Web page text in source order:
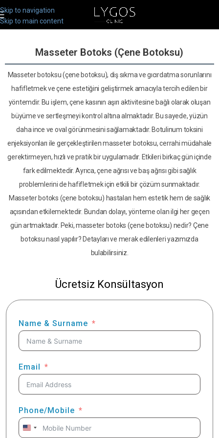
Skip to navigation
Skip to main content
Masseter Botoks (Çene Botoksu)
Masseter botoksu (çene botoksu), diş sıkma ve gıcırdatma sorunlarını
hafifletmek ve çene estetiğini geliştirmek amacıyla tercih edilen bir
yöntemdir. Bu işlem, çene kasının aşırı aktivitesine bağlı olarak oluşan
büyüme ve sertleşmeyi kontrol altına almaktadır. Bu sayede, yüzün
daha ince ve oval görünmesini sağlamaktadır. Botulinum toksini
enjeksiyonları ile gerçekleştirilen masseter botoksu, cerrahi müdahale
gerektirmeyen, hızlı ve pratik bir uygulamadır. Etkileri birkaç gün içinde
fark edilmektedir. Ayrıca, çene ağrısı ve baş ağrısı gibi sağlık
problemlerini de hafifletmek için etkili bir çözüm sunmaktadır.
Masseter botoks (çene botoksu) hastaları hem estetik hem de sağlık
açısından etkilemektedir. Bundan dolayı, yönteme olan ilgi her geçen
gün artmaktadır. Peki, masseter botoks (çene botoksu) nedir? Çene
botoksu nasıl yapılır? Detayları ve merak edilenleri yazımızda
bulabilirsiniz.
Ücretsiz Konsültasyon
Name & Surname
Email
Phone/Mobile
United